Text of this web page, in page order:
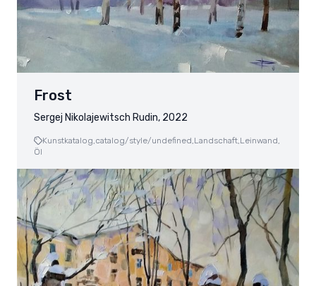
Frost
Sergej Nikolajewitsch Rudin, 2022
Kunstkatalog,catalog/style/undefined,Landschaft,Leinwand,
Öl